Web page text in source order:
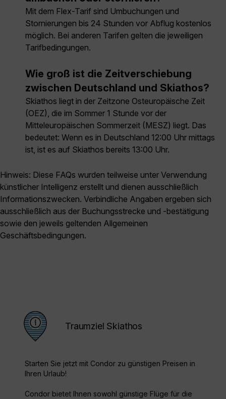
Mit dem Flex-Tarif sind Umbuchungen und
Stornierungen bis 24 Stunden vor Abflug kostenlos
möglich. Bei anderen Tarifen gelten die jeweiligen
Tarifbedingungen.
Wie groß ist die Zeitverschiebung
zwischen Deutschland und Skiathos?
Skiathos liegt in der Zeitzone Osteuropäische Zeit
(OEZ), die im Sommer 1 Stunde vor der
Mitteleuropäischen Sommerzeit (MESZ) liegt. Das
bedeutet: Wenn es in Deutschland 12:00 Uhr mittags
ist, ist es auf Skiathos bereits 13:00 Uhr.
Hinweis: Diese FAQs wurden teilweise unter Verwendung
künstlicher Intelligenz erstellt und dienen ausschließlich
Informationszwecken. Verbindliche Angaben ergeben sich
ausschließlich aus der Buchungsstrecke und -bestätigung
sowie den jeweils geltenden Allgemeinen
Geschäftsbedingungen.
Traumziel Skiathos
Starten Sie jetzt mit Condor zu günstigen Preisen in
Ihren Urlaub!
Condor bietet Ihnen sowohl günstige Flüge für die